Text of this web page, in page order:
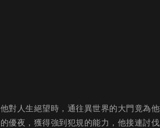
對人生絕望時，通往異世界的大門竟為
優夜，獲得強到犯規的能力，他接連討